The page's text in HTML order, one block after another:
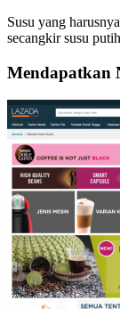
Susu yang
secangkir susu
Mendapatkan